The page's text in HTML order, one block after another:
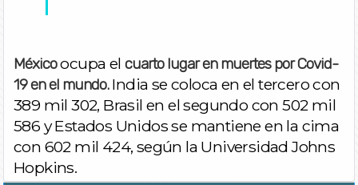
Méxicoocupa el cuarto lugar en muertes por Covid-
19 en el mundo.India se coloca en el tercero con
389 mil 302, Brasil en el segundo con 502 mil
586 y Estados Unidos se mantiene en la cima
con 602 mil 424, según la Universidad Johns
Hopkins.